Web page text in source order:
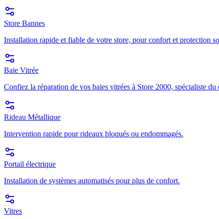
Store Bannes
Installation rapide et fiable de votre store, pour confort et protection
Baie Vitrée
Confiez la réparation de vos baies vitrées à Store 2000, spécialiste
Rideau Métallique
Intervention rapide pour rideaux bloqués ou endommagés.
Portail électrique
Installation de systèmes automatisés pour plus de confort.
Vitres